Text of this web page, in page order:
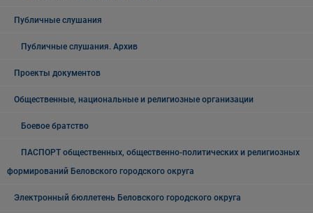
Публичные слушания
Публичные слушания. Архив
Проекты документов
Общественные, национальные и религиозные организации
Боевое братство
ПАСПОРТ общественных, общественно-политических и религиозных
формирований Беловского городского округа
Электронный бюллетень Беловского городского округа